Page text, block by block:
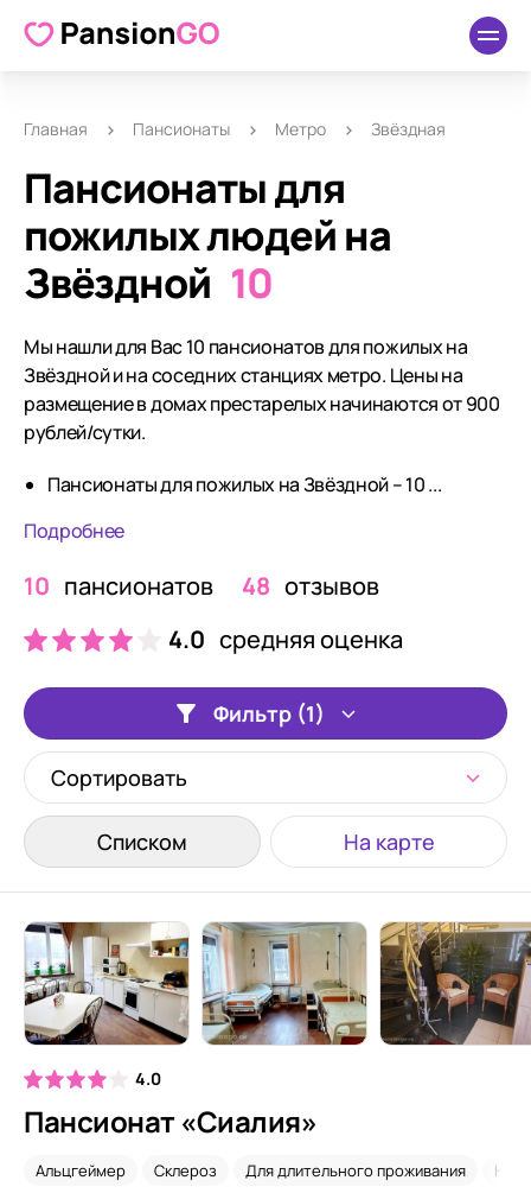
Главная Пансионаты Метро Звёздная
Пансионаты для
пожилых людей на
Звёздной 10
Мы нашли для Вас 10 пансионатов для пожилых на
Звёздной и на соседних станциях метро. Цены на
размещение в домах престарелых начинаются от 900
рублей/сутки.
Пансионаты для пожилых на Звёздной – 10 ...
Подробнее
10 пансионатов 48 отзывов
4.0 средняя оценка
Фильтр (1)
Сортировать
Списком На карте
4.0
Пансионат «Сиалия»
Альцгеймер Склероз Для длительного проживания